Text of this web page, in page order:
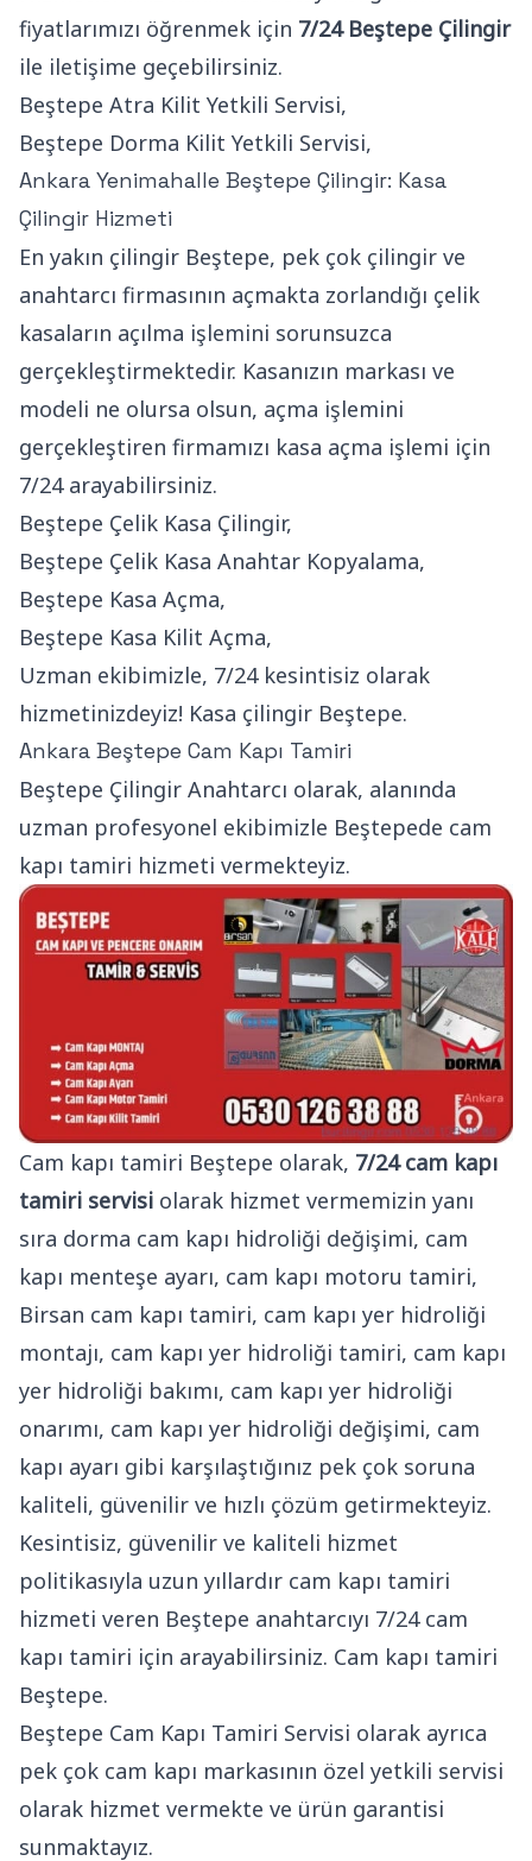
fiyatlarımızı öğrenmek için 7/24 Beştepe Çilingir
ile iletişime geçebilirsiniz.
Beştepe Atra Kilit Yetkili Servisi,
Beştepe Dorma Kilit Yetkili Servisi,
Ankara Yenimahalle Beştepe Çilingir: Kasa
Çilingir Hizmeti
En yakın çilingir Beştepe, pek çok çilingir ve
anahtarcı firmasının açmakta zorlandığı çelik
kasaların açılma işlemini sorunsuzca
gerçekleştirmektedir. Kasanızın markası ve
modeli ne olursa olsun, açma işlemini
gerçekleştiren firmamızı kasa açma işlemi için
7/24 arayabilirsiniz.
Beştepe Çelik Kasa Çilingir,
Beştepe Çelik Kasa Anahtar Kopyalama,
Beştepe Kasa Açma,
Beştepe Kasa Kilit Açma,
Uzman ekibimizle, 7/24 kesintisiz olarak
hizmetinizdeyiz! Kasa çilingir Beştepe.
Ankara Beştepe Cam Kapı Tamiri
Beştepe Çilingir Anahtarcı olarak, alanında
uzman profesyonel ekibimizle Beştepede cam
kapı tamiri hizmeti vermekteyiz.
Cam kapı tamiri Beştepe olarak, 7/24 cam kapı
tamiri servisi olarak hizmet vermemizin yanı
sıra dorma cam kapı hidroliği değişimi, cam
kapı menteşe ayarı, cam kapı motoru tamiri,
Birsan cam kapı tamiri, cam kapı yer hidroliği
montajı, cam kapı yer hidroliği tamiri, cam kapı
yer hidroliği bakımı, cam kapı yer hidroliği
onarımı, cam kapı yer hidroliği değişimi, cam
kapı ayarı gibi karşılaştığınız pek çok soruna
kaliteli, güvenilir ve hızlı çözüm getirmekteyiz.
Kesintisiz, güvenilir ve kaliteli hizmet
politikasıyla uzun yıllardır cam kapı tamiri
hizmeti veren Beştepe anahtarcıyı 7/24 cam
kapı tamiri için arayabilirsiniz. Cam kapı tamiri
Beştepe.
Beştepe Cam Kapı Tamiri Servisi olarak ayrıca
pek çok cam kapı markasının özel yetkili servisi
olarak hizmet vermekte ve ürün garantisi
sunmaktayız.